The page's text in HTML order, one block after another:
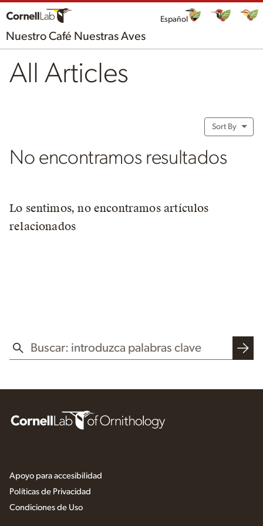
Español
Nuestro Café Nuestras Aves
All Articles
Sort By
No encontramos resultados
Lo sentimos, no encontramos artículos
relacionados
Busca en este sitio
Apoyo para accesibilidad
Políticas de Privacidad
Condiciones de Uso